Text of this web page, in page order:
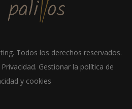
. Todos los derechos reservados.
. Gestionar la política de
y cookies